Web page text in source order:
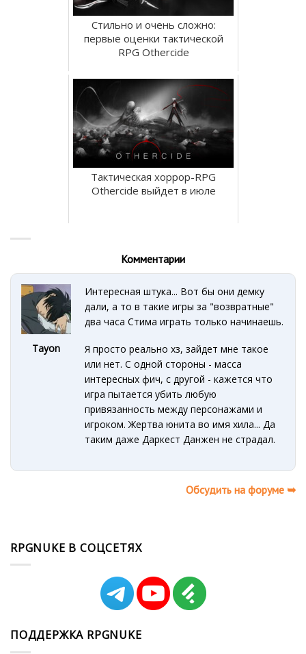
Стильно и очень сложно:
первые оценки тактической
RPG Othercide
Тактическая хоррор-RPG
Othercide выйдет в июле
Комментарии
Tayon
Интересная штука... Вот бы они демку
дали, а то в такие игры за "возвратные"
два часа Стима играть только начинаешь.
Я просто реально хз, зайдет мне такое
или нет. С одной стороны - масса
интересных фич, с другой - кажется что
игра пытается убить любую
привязанность между персонажами и
игроком. Жертва юнита во имя хила... Да
таким даже Даркест Данжен не страдал.
Обсудить на форуме ➥
RPGNUKE В СОЦСЕТЯХ
ПОДДЕРЖКА RPGNUKE